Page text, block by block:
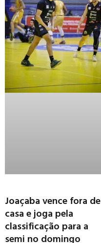
Joaçaba vence fora de
casa e joga pela
classificação para a
semi no domingo